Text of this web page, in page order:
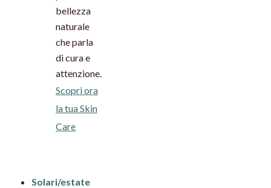
bellezza
naturale
che parla
di cura e
attenzione.
Scopri ora
la tua Skin
Care
Solari/estate